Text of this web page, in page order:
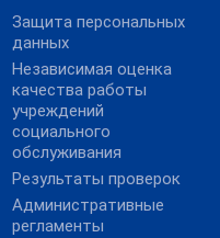
Защита персональных
данных
Независимая оценка
качества работы
учреждений
социального
обслуживания
Результаты проверок
Административные
регламенты